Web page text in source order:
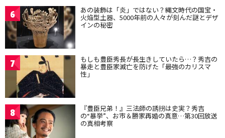
6 あの装飾は「炎」ではない？縄文時代の国宝・
火焔型土器、5000年前の人々が刻んだ謎とデザ
インの秘密
7 もしも豊臣秀長が長生きしていたら…？秀吉の
暴走と豊臣家滅亡を防げた「最強のカリスマ
性」
8 『豊臣兄弟！』三法師の誘拐は史実？秀吉
の“暴挙”、お市＆勝家再婚の真意…第30回放送
の真相考察